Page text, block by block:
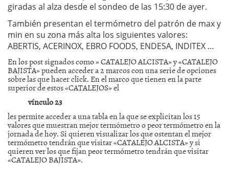
giradas al alza desde el sondeo de las 15:30 de ayer.
También presentan el termómetro del patrón de max y
min en su zona más alta los siguientes valores:
ABERTIS, ACERINOX, EBRO FOODS, ENDESA, INDITEX …
En los post signados como » CATALEJO ALCISTA» y «CATALEJO
BAJISTA» pueden acceder a 2 marcos con una serie de opciones
sobre las que hacer click. En el marco que tienen en la parte
superior de estos «CATALEJOS» el
vínculo 23
les permite acceder a una tabla en la que se explicitan los 15
valores que muestran mejor termómetro o peor termómetro en la
jornada de hoy. Si quieren visualizar los que ostentan el mejor
termómetro tendrán que visitar «CATALEJO ALCISTA» y si
quieren ver los que fijan peor termómetro tendrán que visitar
«CATALEJO BAJISTA».